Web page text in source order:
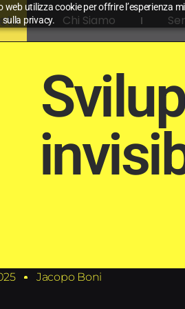
web utilizza cookie per offrire l’esperienza
privacy.
Chi Siamo
Jacopo Boni